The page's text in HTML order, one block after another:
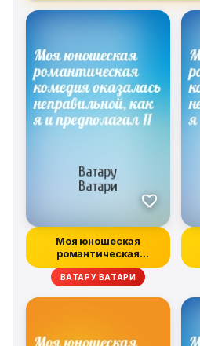
Моя юношеская
романтическая
комедия оказалась
непр...
ВАТАРУ ВАТАРИ